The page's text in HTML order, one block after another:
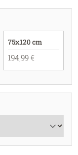
75x120 cm
194,99 €